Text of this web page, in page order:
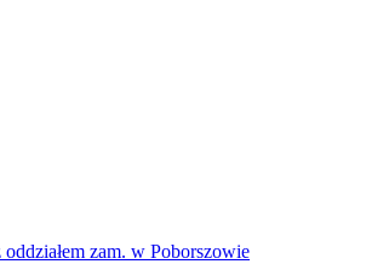
zam. w Poborszowie